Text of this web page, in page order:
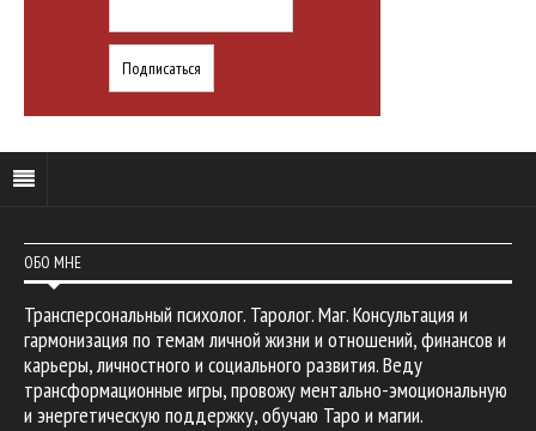
ОБО МНЕ
Трансперсональный психолог. Таролог. Маг. Консультация и
гармонизация по темам личной жизни и отношений, финансов и
карьеры, личностного и социального развития. Веду
трансформационные игры, провожу ментально-эмоциональную
и энергетическую поддержку, обучаю Таро и магии.